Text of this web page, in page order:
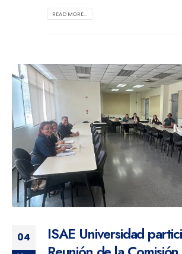
READ MORE...
04
ISAE Universidad